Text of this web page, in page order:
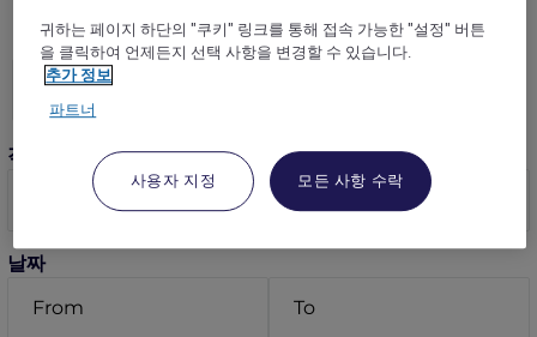
객실
날짜
귀하는 페이지 하단의 "쿠키" 링크를 통해 접속 가능한 "설정" 버튼
을 클릭하여 언제든지 선택 사항을 변경할 수 있습니다.
추가 정보
파트너
사용자 지정 모든 사항 수락